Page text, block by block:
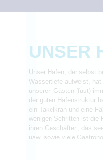
UNSER
Unser Hafen, der selbst
Wassertiefe aufweist,
unseren Gästen (fast)
der guten Hafenstruktur
ein Takelkran und eine
wenigen Schritten ist die
ihren Geschäften, das
usw. sowie viele